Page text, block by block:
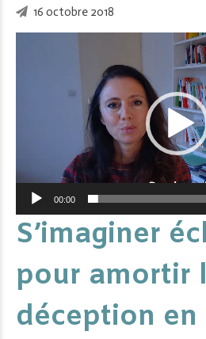
16 octobre 2018
00:00
S’imaginer
pour amortir
déception en